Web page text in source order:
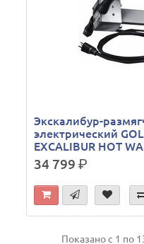
Экскалибур-
электрический
EXCALIBUR HOT
34 799р.
Показано с 1 по